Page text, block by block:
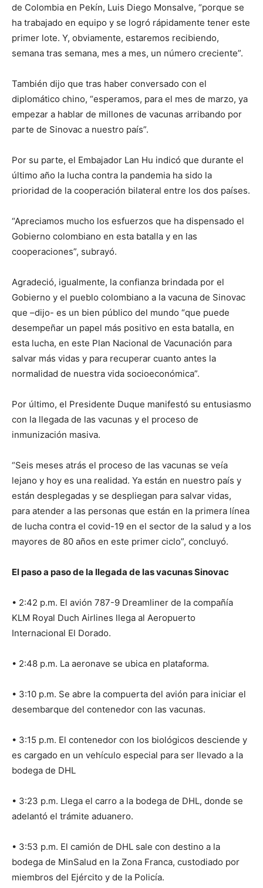
de Colombia en Pekín, Luis Diego Monsalve, “porque se
ha trabajado en equipo y se logró rápidamente tener este
primer lote. Y, obviamente, estaremos recibiendo,
semana tras semana, mes a mes, un número creciente”.
También dijo que tras haber conversado con el
diplomático chino, “esperamos, para el mes de marzo, ya
empezar a hablar de millones de vacunas arribando por
parte de Sinovac a nuestro país”.
Por su parte, el Embajador Lan Hu indicó que durante el
último año la lucha contra la pandemia ha sido la
prioridad de la cooperación bilateral entre los dos países.
“Apreciamos mucho los esfuerzos que ha dispensado el
Gobierno colombiano en esta batalla y en las
cooperaciones”, subrayó.
Agradeció, igualmente, la confianza brindada por el
Gobierno y el pueblo colombiano a la vacuna de Sinovac
que –dijo- es un bien público del mundo “que puede
desempeñar un papel más positivo en esta batalla, en
esta lucha, en este Plan Nacional de Vacunación para
salvar más vidas y para recuperar cuanto antes la
normalidad de nuestra vida socioeconómica”.
Por último, el Presidente Duque manifestó su entusiasmo
con la llegada de las vacunas y el proceso de
inmunización masiva.
“Seis meses atrás el proceso de las vacunas se veía
lejano y hoy es una realidad. Ya están en nuestro país y
están desplegadas y se despliegan para salvar vidas,
para atender a las personas que están en la primera línea
de lucha contra el covid-19 en el sector de la salud y a los
mayores de 80 años en este primer ciclo”, concluyó.
El paso a paso de la llegada de las vacunas Sinovac
• 2:42 p.m. El avión 787-9 Dreamliner de la compañía
KLM Royal Duch Airlines llega al Aeropuerto
Internacional El Dorado.
• 2:48 p.m. La aeronave se ubica en plataforma.
• 3:10 p.m. Se abre la compuerta del avión para iniciar el
desembarque del contenedor con las vacunas.
• 3:15 p.m. El contenedor con los biológicos desciende y
es cargado en un vehículo especial para ser llevado a la
bodega de DHL
• 3:23 p.m. Llega el carro a la bodega de DHL, donde se
adelantó el trámite aduanero.
• 3:53 p.m. El camión de DHL sale con destino a la
bodega de MinSalud en la Zona Franca, custodiado por
miembros del Ejército y de la Policía.